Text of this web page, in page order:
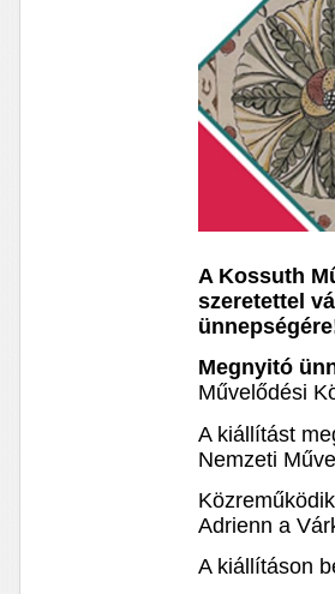
A Kossuth
szeretettel
Megnyitó
Művelődési
A kiállítást
Nemzeti
Adrienn a
A kiállításon